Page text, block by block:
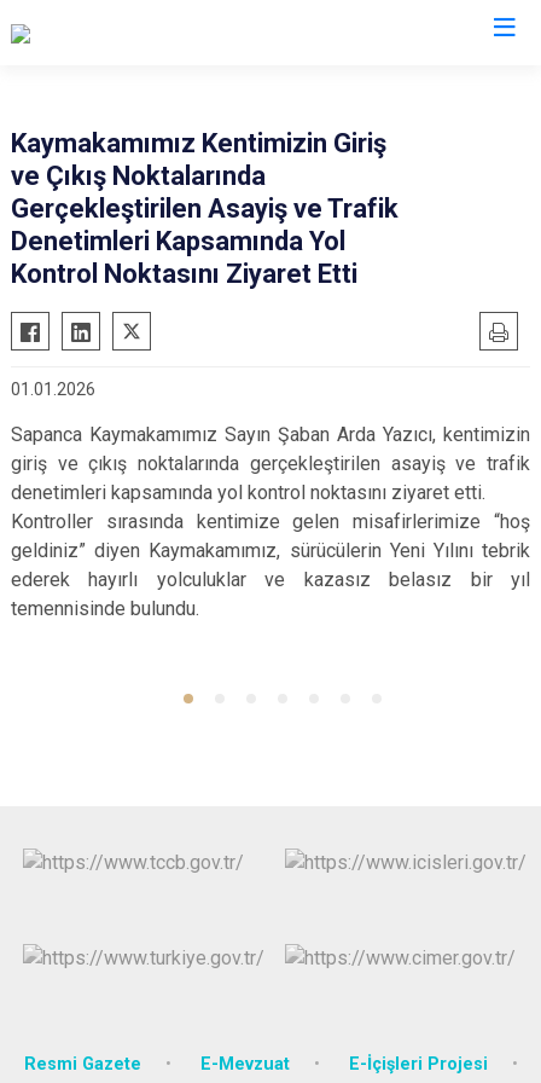
Akyazı
Ferizli
Geyve
Karapürçek
Karasu
Kocaali
Sapanca
Söğütlü
Serdivan
Kaymakamımız Kentimizin Giriş
ve Çıkış Noktalarında
Gerçekleştirilen Asayiş ve Trafik
Denetimleri Kapsamında Yol
Kontrol Noktasını Ziyaret Etti
01.01.2026
Sapanca Kaymakamımız Sayın Şaban Arda Yazıcı, kentimizin
giriş ve çıkış noktalarında gerçekleştirilen asayiş ve trafik
denetimleri kapsamında yol kontrol noktasını ziyaret etti.
Kontroller sırasında kentimize gelen misafirlerimize “hoş
geldiniz” diyen Kaymakamımız, sürücülerin Yeni Yılını tebrik
ederek hayırlı yolculuklar ve kazasız belasız bir yıl
temennisinde bulundu.
Resmi Gazete E-Mevzuat E-İçişleri Projesi